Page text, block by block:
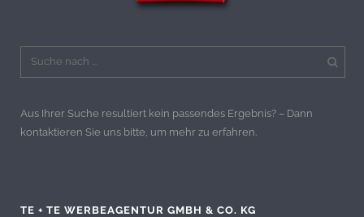
Aus Ihrer Suche resultiert kein passendes Ergebnis? – Dann
kontaktieren Sie uns bitte, um mehr zu erfahren.
TE + TE WERBEAGENTUR GMBH & CO. KG